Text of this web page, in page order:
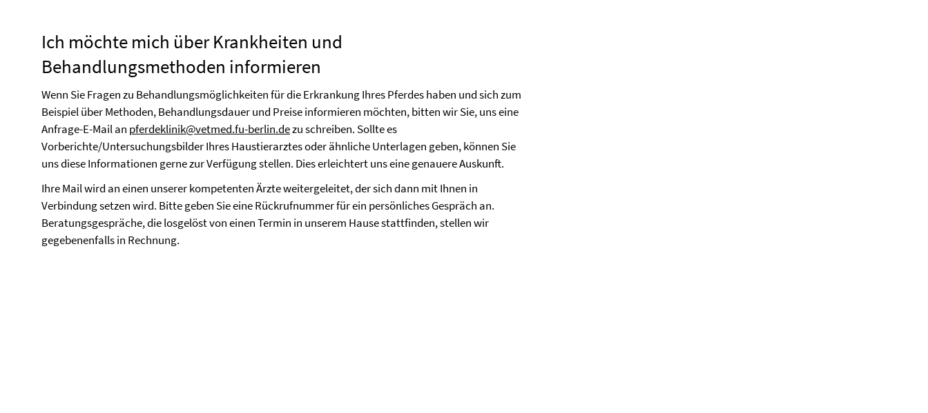
Ich möchte mich über Krankheiten und
Behandlungsmethoden informieren
Wenn Sie Fragen zu Behandlungsmöglichkeiten für die Erkrankung Ihres Pferdes haben und sich zum
Beispiel über Methoden, Behandlungsdauer und Preise informieren möchten, bitten wir Sie, uns eine
Anfrage-E-Mail an pferdeklinik@vetmed.fu-berlin.dezu schreiben. Sollte es
Vorberichte/Untersuchungsbilder Ihres Haustierarztes oder ähnliche Unterlagen geben, können Sie
uns diese Informationen gerne zur Verfügung stellen. Dies erleichtert uns eine genauere Auskunft.
Ihre Mail wird an einen unserer kompetenten Ärzte weitergeleitet, der sich dann mit Ihnen in
Verbindung setzen wird. Bitte geben Sie eine Rückrufnummer für ein persönliches Gespräch an.
Beratungsgespräche, die losgelöst von einen Termin in unserem Hause stattfinden, stellen wir
gegebenenfalls in Rechnung.